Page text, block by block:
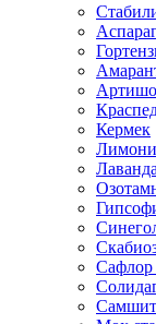
Кермек
Лаванда
Сафлор
Самшит